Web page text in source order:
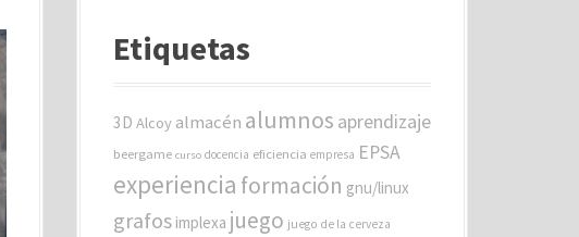
e
r
s
Etiquetas
3D Alcoy almacén alumnos aprendizaje
beergame curso docencia eficiencia empresa EPSA
experiencia formación gnu/linux
grafos implexa juego juego de la cerveza